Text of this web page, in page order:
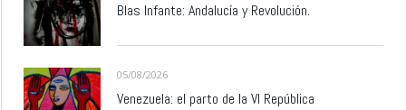
Blas Infante: Andalucía y Revolución.
05/08/2026
Venezuela: el parto de la VI República